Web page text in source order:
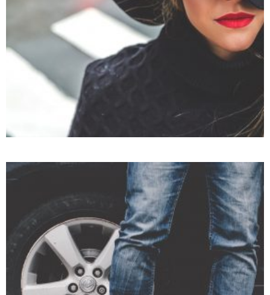
WITH SLIDER
Motion Photography